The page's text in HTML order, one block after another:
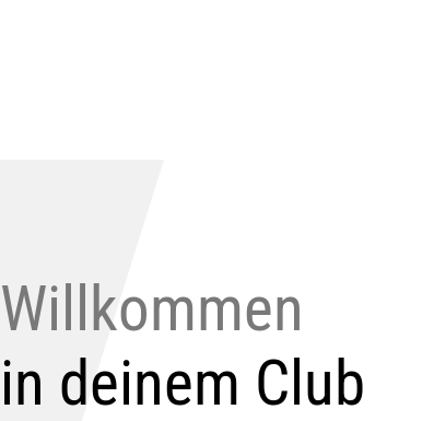
Willkommen
in deinem Club